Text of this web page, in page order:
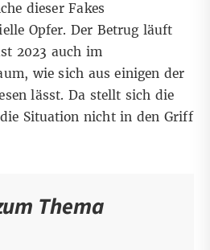
dieser Fakes
Opfer. Der Betrug läuft
2023 auch im
wie sich aus einigen der
lässt. Da stellt sich die
Situation nicht in den Griff
Thema